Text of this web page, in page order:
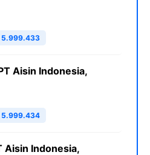
5.999.433
Aisin Indonesia,
5.999.434
Aisin Indonesia,